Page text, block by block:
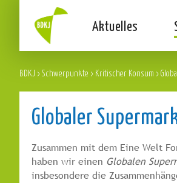
Aktuelles
BDKJ >Schwerpunkte > Kritischer Konsum >
Globaler
Zusammen mit dem Eine Welt
haben wir einen Globalen
insbesondere die